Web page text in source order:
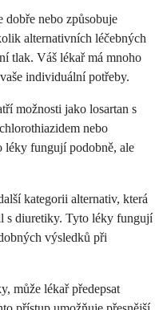
dobře nebo způsobuje
alternativních léčebných
tlak. Váš lékař má mnoho
individuální potřeby.
možnosti jako losartan s
nebo
léky fungují podobně, ale
kategorii alternativ, která
s diuretiky. Tyto léky fungují
výsledků při
může lékař předepsat